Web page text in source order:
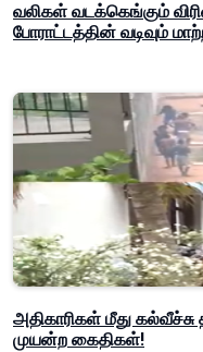
வலிகள் வடக்கெங்கும்
போராட்டத்தின் வடிவும்
அதிகாரிகள் மீது
முயன்ற கைதிகள்!